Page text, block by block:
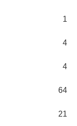
1
4
4
64
21